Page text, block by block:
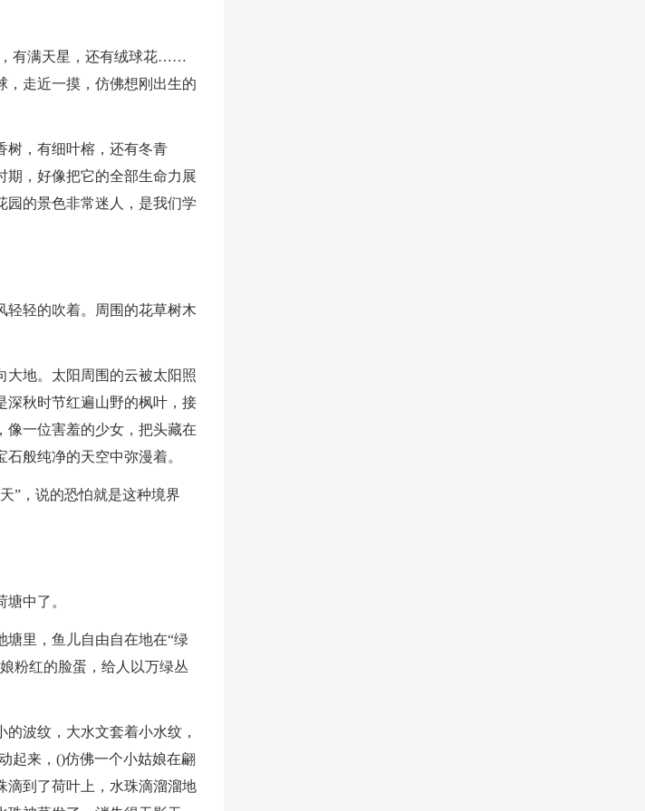
，有满天星，还有绒球花……
，走近一摸，仿佛想刚出生的
树，有细叶榕，还有冬青
，好像把它的全部生命力展
园的景色非常迷人，是我们学
轻轻的吹着。周围的花草树木
大地。太阳周围的云被太阳照
深秋时节红遍山野的枫叶，接
一位害羞的少女，把头藏在
般纯净的天空中弥漫着。
”，说的恐怕就是这种境界
中了。
里，鱼儿自由自在地在“绿
粉红的脸蛋，给人以万绿丛
波纹，大水文套着小水纹，
起来，()仿佛一个小姑娘在翩
滴到了荷叶上，水珠滴溜溜地